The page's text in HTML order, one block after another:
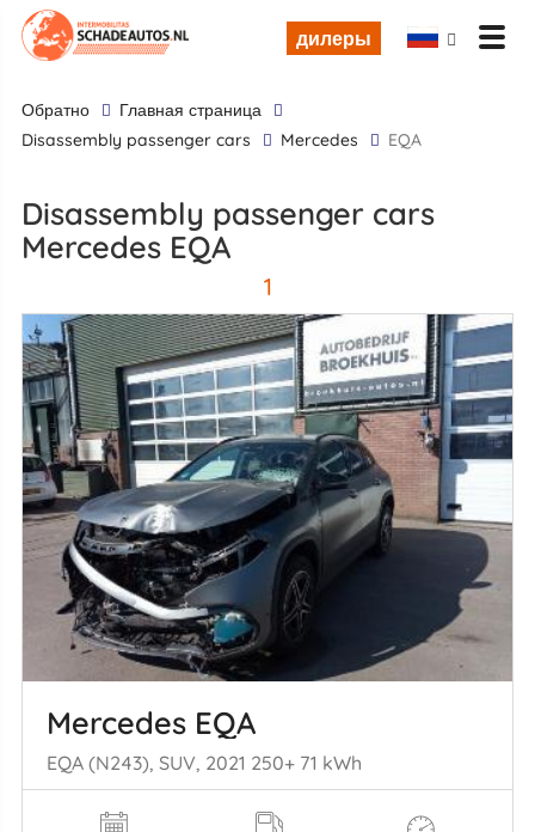
дилеры
обратно
Главная страница
disassembly passenger cars
Mercedes EQA
disassembly passenger cars
Mercedes EQA
1
Mercedes EQA
EQA (N243), SUV, 2021 250+ 71 kWh